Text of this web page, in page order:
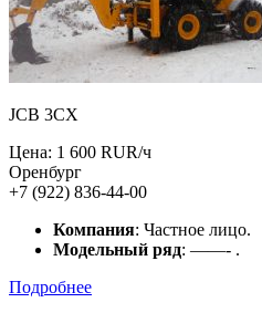
JCB 3CX
Цена: 1 600 RUR/ч
Оренбург
+7 (922) 836-44-00
Компания: Частное лицо.
Модельный ряд: ——- .
Подробнее